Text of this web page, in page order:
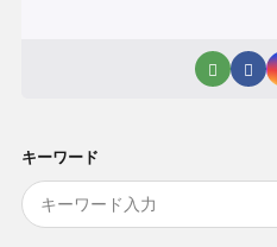
キーワード